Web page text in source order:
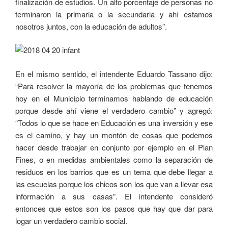
terminaron la primaria o la secundaria y ahí estamos
nosotros juntos, con la educación de adultos”.
En el mismo sentido, el intendente Eduardo Tassano dijo:
“Para resolver la mayoría de los problemas que tenemos
hoy en el Municipio terminamos hablando de educación
porque desde ahí viene el verdadero cambio” y agregó:
“Todos lo que se hace en Educación es una inversión y ese
es el camino, y hay un montón de cosas que podemos
hacer desde trabajar en conjunto por ejemplo en el Plan
Fines, o en medidas ambientales como la separación de
residuos en los barrios que es un tema que debe llegar a
las escuelas porque los chicos son los que van a llevar esa
información a sus casas”. El intendente consideró
entonces que estos son los pasos que hay que dar para
logar un verdadero cambio social.